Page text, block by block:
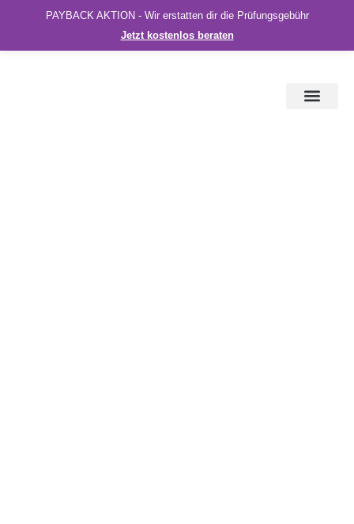
PAYBACK AKTION - Wir erstatten dir die Prüfungsgebühr
Jetzt kostenlos beraten